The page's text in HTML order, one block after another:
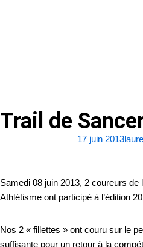
Trail de
17 juin 2013
Samedi 08 juin 2013, 2 coureurs de
Athlétisme ont participé à l’édition
Nos 2 « fillettes » ont couru sur le
suffisante pour un retour à la